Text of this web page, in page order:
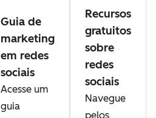
Guia de
marketing
em redes
sociais
Acesse um
guia
Recursos
gratuitos
sobre
redes
sociais
Navegue
pelos